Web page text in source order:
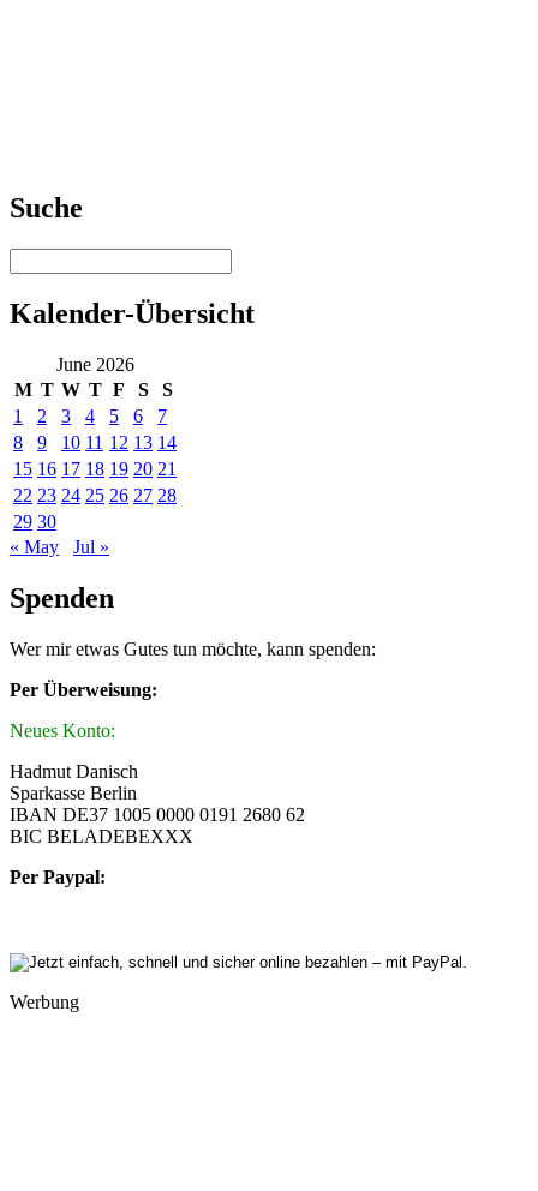
Suche
Kalender-Übersicht
June 2026
M T W T F S
S
1
2 3 4 5 6
7
8
9 10 11 12 13 14
15 16 17 18 19 20 21
22 23 24 25 26 27 28
29 30
« May
Jul »
Spenden
Wer mir etwas Gutes tun möchte, kann spenden:
Per Überweisung:
Neues Konto:
Hadmut Danisch
Sparkasse Berlin
IBAN DE37 1005 0000 0191 2680 62
BIC BELADEBEXXX
Per Paypal:
Werbung